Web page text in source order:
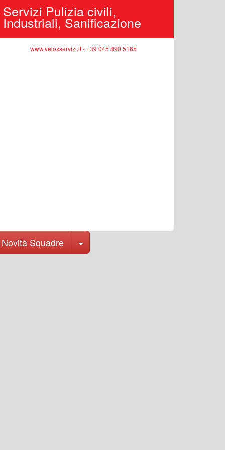
Servizi Pulizia civili,
Industriali, Sanificazione
www.veloxservizi.it - +39 045 890 5165
Novità Squadre Toggle Dropdown